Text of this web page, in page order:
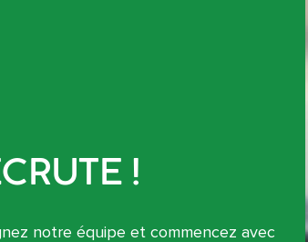
!
notre équipe et commencez avec